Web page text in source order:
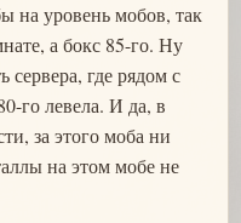
на уровень мобов, так
а бокс 85-го. Ну
сервера, где рядом с
го левела. И да, в
за этого моба ни
на этом мобе не